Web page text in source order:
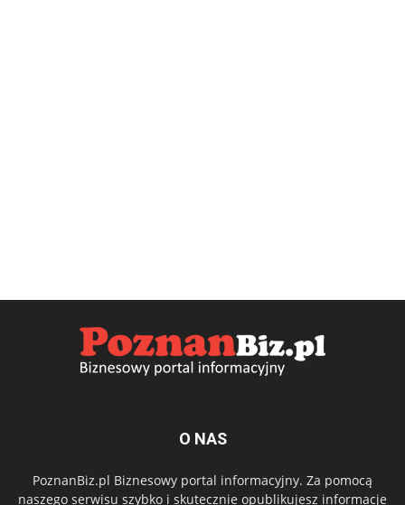
O NAS
PoznanBiz.pl Biznesowy portal informacyjny. Za pomocą
naszego serwisu szybko i skutecznie opublikujesz informacje